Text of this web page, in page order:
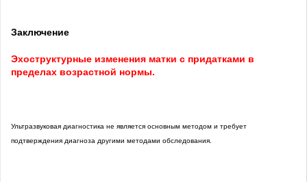
Заключение
Эхоструктурные изменения матки с придатками в
пределах возрастной нормы.
Ультразвуковая диагностика не является основным методом и требует
подтверждения диагноза другими методами обследования.